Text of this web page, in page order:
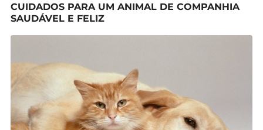
CUIDADOS PARA UM ANIMAL DE COMPANHIA
SAUDÁVEL E FELIZ